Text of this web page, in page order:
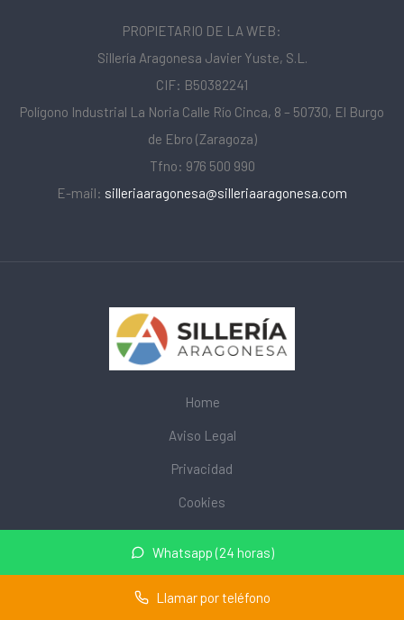
Whatsapp (24 horas)
Llamar por teléfono
PROPIETARIO DE LA WEB:
Sillería Aragonesa Javier Yuste, S.L.
CIF: B50382241
Polígono Industrial La Noria Calle Río Cinca, 8 – 50730, El Burgo
de Ebro (Zaragoza)
Tfno: 976 500 990
E-mail: silleriaaragonesa@silleriaaragonesa.com
Home
Aviso Legal
Privacidad
Cookies
© 2026 mobiliarioescolar.site · Web de mobiliario escolar cerca